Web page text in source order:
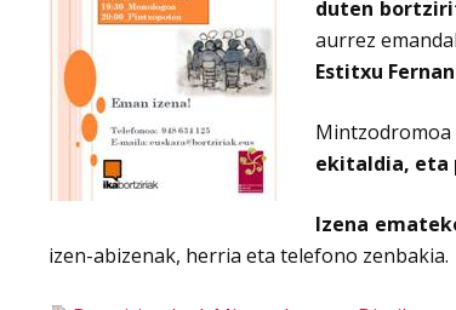
duten
aurrez
Estitxu
ekitaldia, eta
Izena
izen-abizenak, herria eta telefono zenbakia.